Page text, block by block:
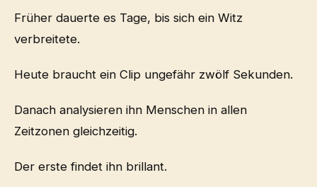
Früher dauerte es Tage, bis sich ein Witz
verbreitete.
Heute braucht ein Clip ungefähr zwölf Sekunden.
Danach analysieren ihn Menschen in allen
Zeitzonen gleichzeitig.
Der erste findet ihn brillant.